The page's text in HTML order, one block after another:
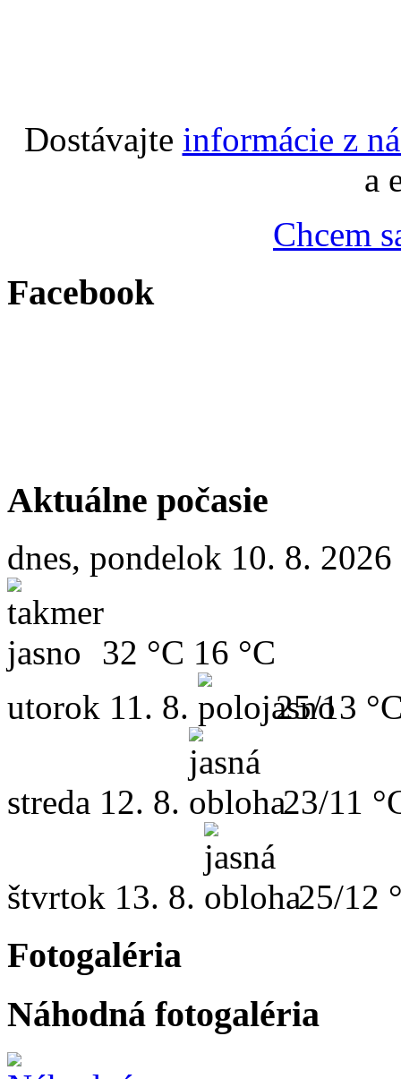
Dostávajte informácie z
a
Chcem
Facebook
Aktuálne počasie
dnes, pondelok 10. 8. 2026
32 °C 16 °C
utorok 11. 8. 25/13
streda 12. 8. 23/11
štvrtok 13. 8. 25/12
Fotogaléria
Náhodná fotogaléria